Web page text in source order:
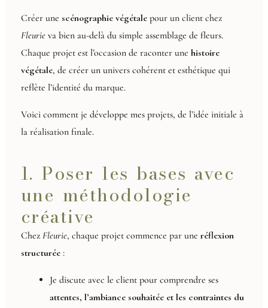
Créer une scénographie végétalepour un client chez
Fleurieva bien au-delà du simple assemblage de fleurs.
Chaque projet est l’occasion de raconter une histoire
végétale, de créer un univers cohérent et esthétique qui
reflète l’identité du marque.
Voici comment je développe mes projets, de l’idée initiale à
la réalisation finale.
1. Poser les bases avec
une méthodologie
créative
Chez Fleurie, chaque projet commence par une réflexion
structurée:
Je discute avec le client pour comprendre ses
attentes, l’ambiance souhaitée et les contraintes du